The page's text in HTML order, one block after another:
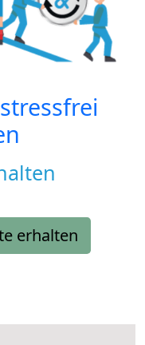
erhalten